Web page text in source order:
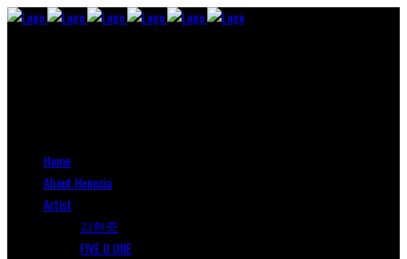
Home
About Henecia
Artist
김현중
FIVE O ONE